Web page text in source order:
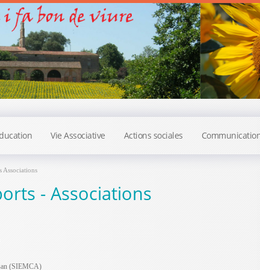
Vie Associative Actions sociales
Associations
- Associations
(SIEMCA)